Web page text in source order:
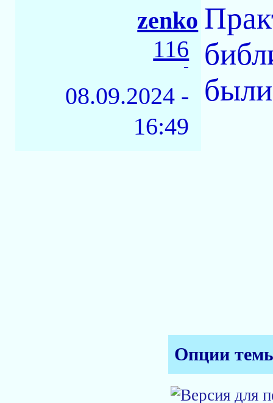
zenko
116
-
08.09.2024 -
16:49
Опции